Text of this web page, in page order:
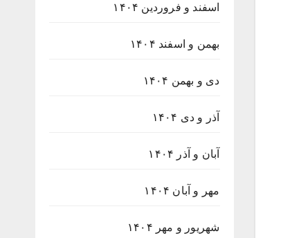
اسفند و فروردین ۱۴۰۴
بهمن و اسفند ۱۴۰۴
دی و بهمن ۱۴۰۴
آذر و دی ۱۴۰۴
آبان و آذر ۱۴۰۴
مهر و آبان ۱۴۰۴
شهریور و مهر ۱۴۰۴